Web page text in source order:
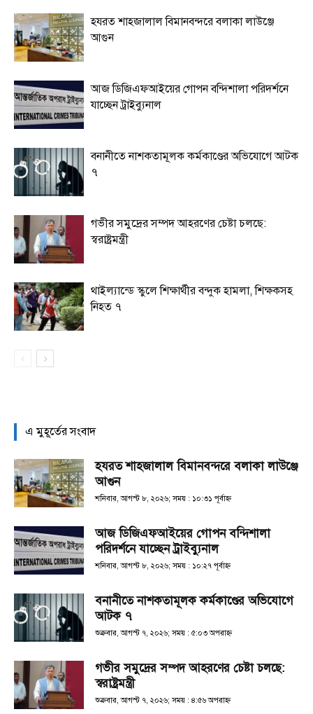
হযরত শাহজালাল বিমানবন্দরে বলাকা লাউঞ্জে
আগুন
আজ ডিজিএফআইয়ের গোপন বন্দিশালা পরিদর্শনে
যাচ্ছেন ট্রাইব্যুনাল
বনানীতে নাশকতামূলক কর্মকাণ্ডের অভিযোগে আটক
৭
গভীর সমুদ্রের সম্পদ আহরণের চেষ্টা চলছে:
স্বরাষ্ট্রমন্ত্রী
থাইল্যান্ডে স্কুলে শিক্ষার্থীর বন্দুক হামলা, শিক্ষকসহ
নিহত ৭
এ মুহূর্তের সংবাদ
হযরত শাহজালাল বিমানবন্দরে বলাকা লাউঞ্জে
আগুন
শনিবার, আগস্ট ৮, ২০২৬; সময় : ১০:৩১ পূর্বাহ্ণ
আজ ডিজিএফআইয়ের গোপন বন্দিশালা
পরিদর্শনে যাচ্ছেন ট্রাইব্যুনাল
শনিবার, আগস্ট ৮, ২০২৬; সময় : ১০:২৭ পূর্বাহ্ণ
বনানীতে নাশকতামূলক কর্মকাণ্ডের অভিযোগে
আটক ৭
শুক্রবার, আগস্ট ৭, ২০২৬; সময় : ৫:০৩ অপরাহ্ণ
গভীর সমুদ্রের সম্পদ আহরণের চেষ্টা চলছে:
স্বরাষ্ট্রমন্ত্রী
শুক্রবার, আগস্ট ৭, ২০২৬; সময় : ৪:৫৬ অপরাহ্ণ